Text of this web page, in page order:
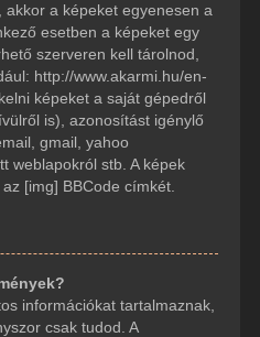
a képeket egyenesen a
esetben a képeket egy
szerveren kell tárolnod,
http://www.akarmi.hu/en-
képeket a saját gépedről
is), azonosítást igénylő
gmail, yahoo
weblapokról stb. A képek
[img] BBCode címkét.
információkat tartalmaznak,
csak tudod. A